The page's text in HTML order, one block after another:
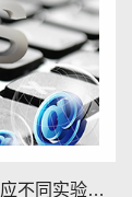
实验台如何调整和改进以适应不同实验需求？